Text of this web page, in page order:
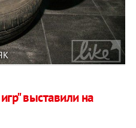
выставили на